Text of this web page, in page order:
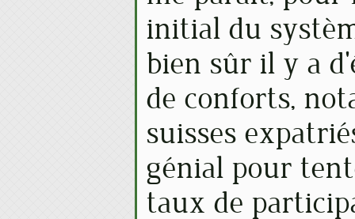
initial du
bien sûr il y a
de conforts,
suisses
génial pour
taux de